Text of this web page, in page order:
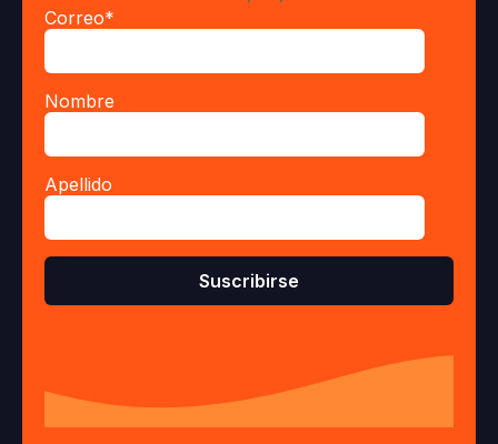
Correo*
Nombre
Apellido